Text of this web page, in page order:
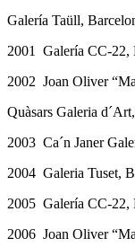
Galería Taüll,
2001 Galería CC-22,
2002 Joan Oliver
Quàsars Galeria
2003 Ca´n Janer
2004 Galeria Tuset,
2005 Galería CC-22,
2006 Joan Oliver